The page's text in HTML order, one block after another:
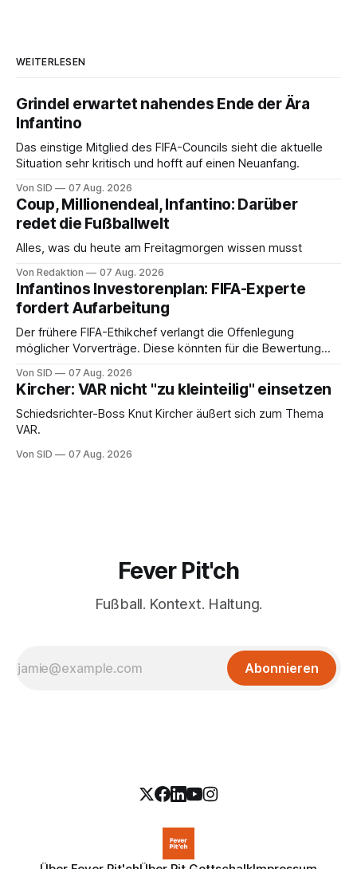
WEITERLESEN
Grindel erwartet nahendes Ende der Ära
Infantino
Das einstige Mitglied des FIFA-Councils sieht die aktuelle
Situation sehr kritisch und hofft auf einen Neuanfang.
Von SID 07 Aug. 2026
Coup, Millionendeal, Infantino: Darüber
redet die Fußballwelt
Alles, was du heute am Freitagmorgen wissen musst
Von Redaktion 07 Aug. 2026
Infantinos Investorenplan: FIFA-Experte
fordert Aufarbeitung
Der frühere FIFA-Ethikchef verlangt die Offenlegung
möglicher Vorverträge. Diese könnten für die Bewertung
Von SID 07 Aug. 2026
Kircher: VAR nicht "zu kleinteilig" einsetzen
Schiedsrichter-Boss Knut Kircher äußert sich zum Thema
VAR.
Von SID 07 Aug. 2026
Fever Pit'ch
Fußball. Kontext. Haltung.
Abonnieren